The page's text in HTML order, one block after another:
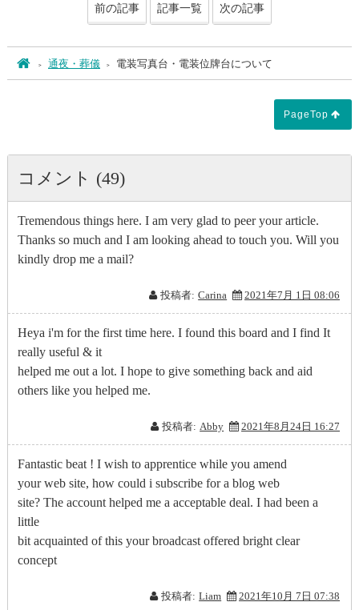
前の記事 記事一覧 次の記事
ホーム
通夜・葬儀 電装写真台・電装位牌台について
PageTop
コメント (49)
Tremendous things here. I am very glad to peer your article.
Thanks so much and I am looking ahead to touch you. Will you
kindly drop me a mail?
投稿者: Carina 2021年7月 1日 08:06
Heya i'm for the first time here. I found this board and I find It
really useful & it
helped me out a lot. I hope to give something back and aid
others like you helped me.
投稿者: Abby 2021年8月24日 16:27
Fantastic beat ! I wish to apprentice while you amend
your web site, how could i subscribe for a blog web
site? The account helped me a acceptable deal. I had been a
little
bit acquainted of this your broadcast offered bright clear
concept
投稿者: Liam 2021年10月 7日 07:38